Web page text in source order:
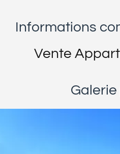
Informations
Vente